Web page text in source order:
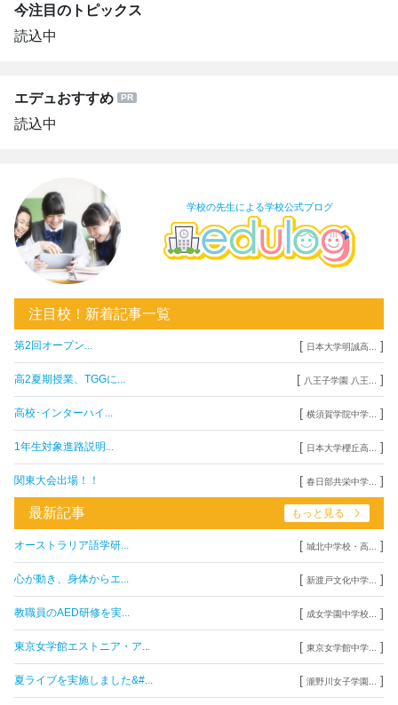
今注目のトピックス
読込中
エデュおすすめ
読込中
学校の先生による学校公式ブログ
注目校！新着記事一覧
第2回オープン... [ 日本大学明誠高... ]
高2夏期授業、TGGに... [ 八王子学園 八王... ]
高校･インターハイ... [ 横須賀学院中学... ]
1年生対象進路説明... [ 日本大学櫻丘高... ]
関東大会出場！！ [ 春日部共栄中学... ]
最新記事 もっと見る
オーストラリア語学研... [ 城北中学校・高... ]
心が動き、身体からエ... [ 新渡戸文化中学... ]
教職員のAED研修を実... [ 成女学園中学校... ]
東京女学館エストニア・ア... [ 東京女学館中学... ]
夏ライブを実施しました&#... [ 瀧野川女子学園... ]